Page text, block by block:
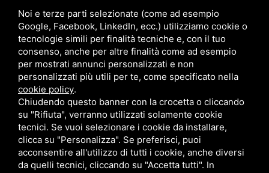
Noi e terze parti selezionate (come ad esempio
Google, Facebook, LinkedIn, ecc.) utilizziamo cookie o
tecnologie simili per finalità tecniche e, con il tuo
consenso, anche per altre finalità come ad esempio
per mostrati annunci personalizzati e non
personalizzati più utili per te, come specificato nella
cookie policy.
Chiudendo questo banner con la crocetta o cliccando
su "Rifiuta", verranno utilizzati solamente cookie
tecnici. Se vuoi selezionare i cookie da installare,
clicca su "Personalizza". Se preferisci, puoi
acconsentire all'utilizzo di tutti i cookie, anche diversi
da quelli tecnici, cliccando su "Accetta tutti". In
Contatti
pin_drop Via Luigi Cavicchini 9
Jolanda di Savoia, Ferrara
phone_in_talk +(39) 0532 836102
mail info@bfeducational.it
mail bfeducational@legalmail.it
P.I./C.F.: 02146460387